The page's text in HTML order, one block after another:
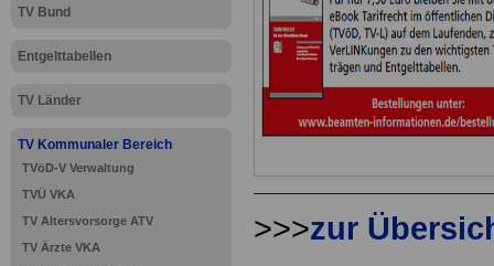
TV Bund
Entgelttabellen
TV Länder
TV Kommunaler Bereich
TVöD-V Verwaltung
TVÜ VKA
TV Altersvorsorge ATV
TV Ärzte VKA
>>>zur